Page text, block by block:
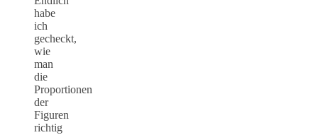
habe
ich
gecheckt,
wie
man
die
Proportionen
der
Figuren
richtig